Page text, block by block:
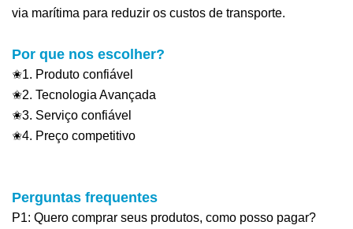
via marítima para reduzir os custos de transporte.
Por que nos escolher?
✬1. Produto confiável
✬2. Tecnologia Avançada
✬3. Serviço confiável
✬4. Preço competitivo
Perguntas frequentes
P1: Quero comprar seus produtos, como posso pagar?